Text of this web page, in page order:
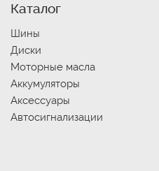
Каталог
Шины
Диски
Моторные масла
Аккумуляторы
Аксессуары
Автосигнализации